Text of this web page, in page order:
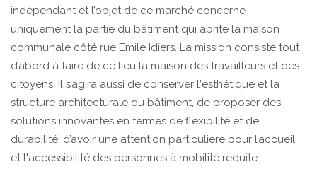
indépendant et l’objet de ce marché concerne
uniquement la partie du bâtiment qui abrite la maison
communale côté rue Emile Idiers. La mission consiste tout
d’abord à faire de ce lieu la maison des travailleurs et des
citoyens. Il s’agira aussi de conserver l'esthétique et la
structure architecturale du bâtiment, de proposer des
solutions innovantes en termes de flexibilité et de
durabilité, d’avoir une attention particulière pour l’accueil
et l'accessibilité des personnes à mobilité reduite.